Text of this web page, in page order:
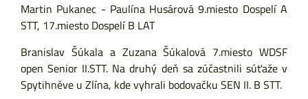
Martin Pukanec - Paulína Husárová 9.miesto Dospelí A
STT, 17.miesto Dospelí B LAT
Branislav Šúkala a Zuzana Šúkalová 7.miesto WDSF
open Senior II.STT. Na druhý deň sa zúčastnili súťaže v
Spytihněve u Zlína, kde vyhrali bodovačku SEN II. B STT.